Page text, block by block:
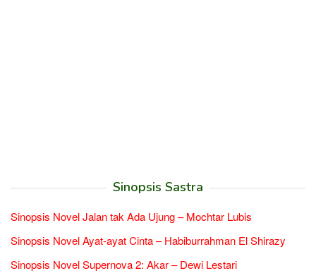
Sinopsis Sastra
Sinopsis Novel Jalan tak Ada Ujung – Mochtar Lubis
Sinopsis Novel Ayat-ayat Cinta – Habiburrahman El Shirazy
Sinopsis Novel Supernova 2: Akar – Dewi Lestari